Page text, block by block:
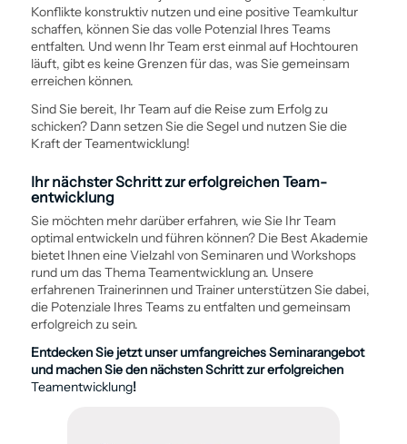
Konflikte konstruktiv nutzen und eine positive Teamkultur
schaffen, können Sie das volle Potenzial Ihres Teams
entfalten. Und wenn Ihr Team erst einmal auf Hochtouren
läuft, gibt es keine Grenzen für das, was Sie gemeinsam
erreichen können.
Sind Sie bereit, Ihr Team auf die Reise zum Erfolg zu
schicken? Dann setzen Sie die Segel und nutzen Sie die
Kraft der Team­entwicklung!
Ihr nächster Schritt zur erfolgreichen Team­
entwicklung
Sie möchten mehr darüber erfahren, wie Sie Ihr Team
optimal entwickeln und führen können? Die Best Akademie
bietet Ihnen eine Vielzahl von Seminaren und Workshops
rund um das Thema Team­entwicklung an. Unsere
erfahrenen Trainerinnen und Trainer unterstützen Sie dabei,
die Potenziale Ihres Teams zu entfalten und gemeinsam
erfolgreich zu sein.
Entdecken Sie jetzt unser umfangreiches Seminarangebot
und machen Sie den nächsten Schritt zur erfolgreichen
Team­entwicklung!